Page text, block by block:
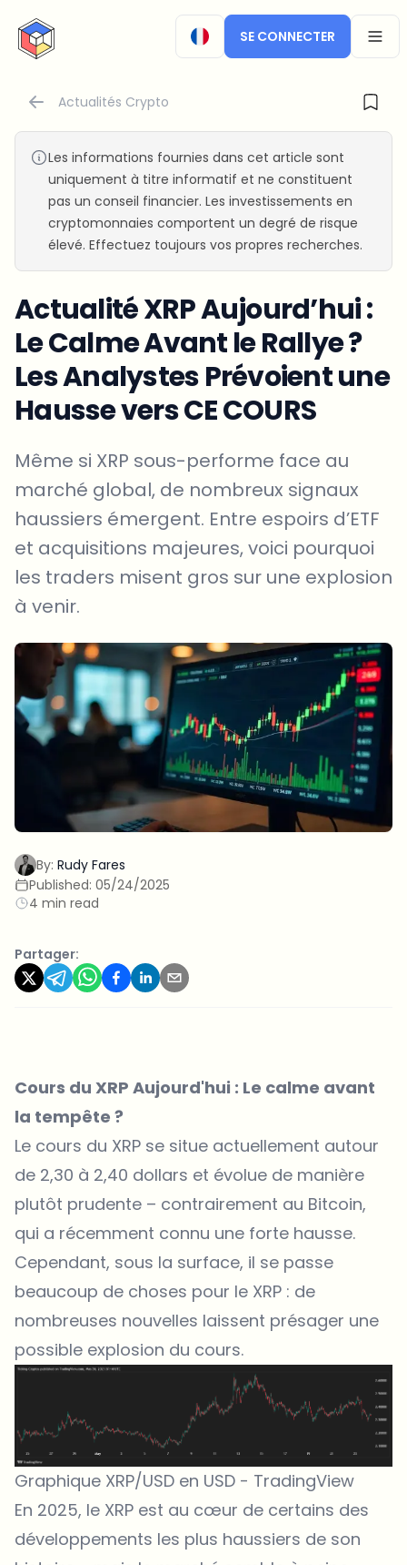
CryptoTicker
SE CONNECTER
Actualités Crypto
Les informations fournies dans cet article sont
uniquement à titre informatif et ne constituent
pas un conseil financier. Les investissements en
cryptomonnaies comportent un degré de risque
élevé. Effectuez toujours vos propres recherches.
Actualité XRP Aujourd’hui :
Le Calme Avant le Rallye ?
Les Analystes Prévoient une
Hausse vers CE COURS
Même si XRP sous-performe face au
marché global, de nombreux signaux
haussiers émergent. Entre espoirs d’ETF
et acquisitions majeures, voici pourquoi
les traders misent gros sur une explosion
à venir.
By: Rudy Fares
Published: 05/24/2025
4 min read
Partager:
Cours du XRP Aujourd'hui : Le calme avant
la tempête ?
Le cours du XRP se situe actuellement autour
de 2,30 à 2,40 dollars et évolue de manière
plutôt prudente – contrairement au Bitcoin,
qui a récemment connu une forte hausse.
Cependant, sous la surface, il se passe
beaucoup de choses pour le XRP : de
nombreuses nouvelles laissent présager une
possible explosion du cours.
Graphique XRP/USD en USD - TradingView
En 2025, le XRP est au cœur de certains des
développements les plus haussiers de son